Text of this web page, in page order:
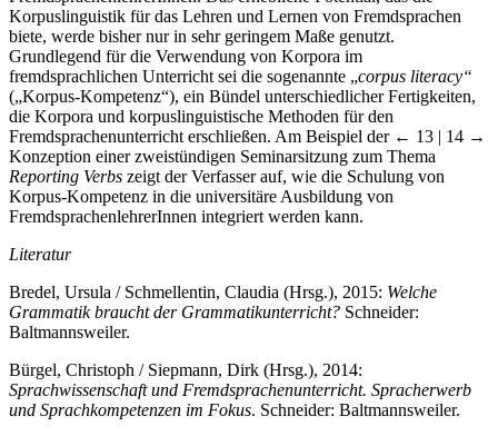
Korpuslinguistik für das Lehren und Lernen von Fremdsprachen
biete, werde bisher nur in sehr geringem Maße genutzt.
Grundlegend für die Verwendung von Korpora im
fremdsprachlichen Unterricht sei die sogenannte „corpus literacy“
(„Korpus-Kompetenz“), ein Bündel unterschiedlicher Fertigkeiten,
die Korpora und korpuslinguistische Methoden für den
Fremdsprachenunterricht erschließen. Am Beispiel der ← 13 | 14 →
Konzeption einer zweistündigen Seminarsitzung zum Thema
Reporting Verbs zeigt der Verfasser auf, wie die Schulung von
Korpus-Kompetenz in die universitäre Ausbildung von
FremdsprachenlehrerInnen integriert werden kann.
Literatur
Bredel, Ursula / Schmellentin, Claudia (Hrsg.), 2015: Welche
Grammatik braucht der Grammatikunterricht? Schneider:
Baltmannsweiler.
Bürgel, Christoph / Siepmann, Dirk (Hrsg.), 2014:
Sprachwissenschaft und Fremdsprachenunterricht. Spracherwerb
und Sprachkompetenzen im Fokus. Schneider: Baltmannsweiler.